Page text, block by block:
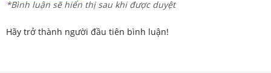
*Bình luận sẽ hiển thị sau khi được duyệt
Hãy trở thành người đầu tiên bình luận!